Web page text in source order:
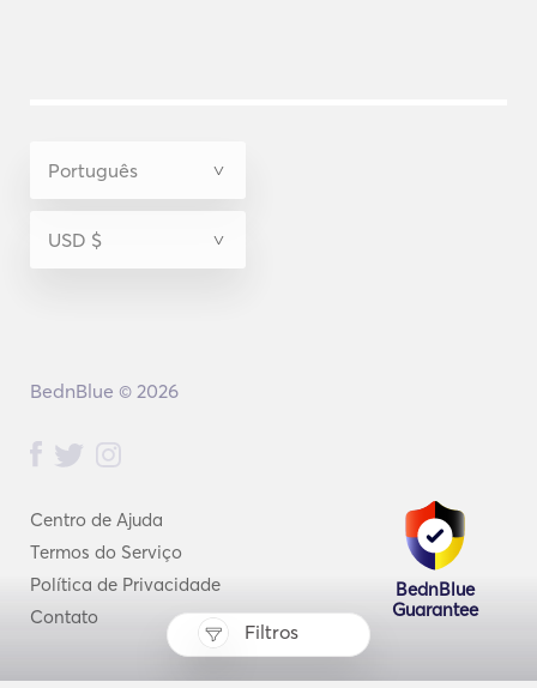
Filtros
Centro de Ajuda
Termos do Serviço
Política de Privacidade
Contato
BednBlue
Guarantee
BednBlue © 2026